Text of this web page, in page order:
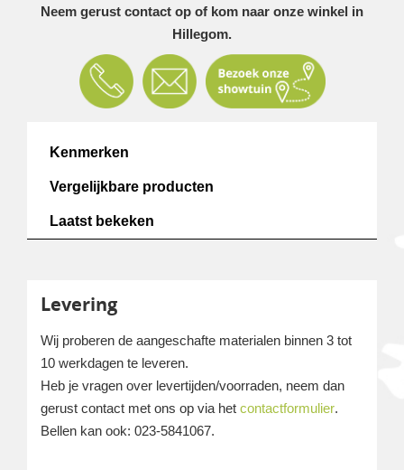
Neem gerust contact op of kom naar onze winkel in
Hillegom.
Kenmerken
Vergelijkbare producten
Laatst bekeken
Levering
Wij proberen de aangeschafte materialen binnen 3 tot
10 werkdagen te leveren.
Heb je vragen over levertijden/voorraden, neem dan
gerust contact met ons op via het contactformulier.
Bellen kan ook: 023-5841067.